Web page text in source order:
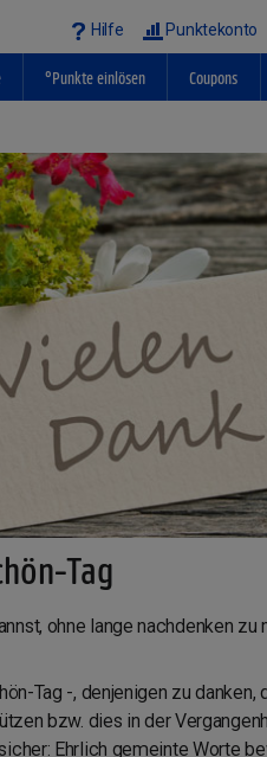
Hilfe Punktekonto
°Punkte einlösen Coupons
Tag
ohne lange nachdenken
Tag -, denjenigen zu danken,
bzw. dies in der
Ehrlich gemeinte Worte